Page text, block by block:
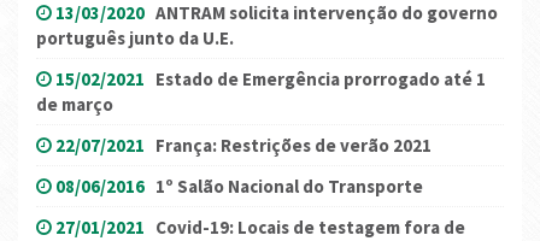
13/03/2020 ANTRAM solicita intervenção do governo
português junto da U.E.
15/02/2021 Estado de Emergência prorrogado até 1
de março
22/07/2021 França: Restrições de verão 2021
08/06/2016 1º Salão Nacional do Transporte
27/01/2021 Covid-19: Locais de testagem fora de